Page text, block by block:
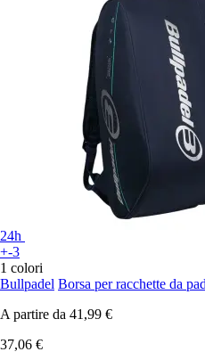
24h
+-3
1 colori
Bullpadel Borsa per racchette da
A partire da 41,99 €
37,06 €